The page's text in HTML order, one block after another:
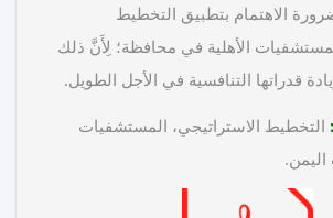
الاهتمام بتطبيق التخطيط
الأهلية في محافظة؛ لِأَنَّ ذلك
التنافسية في الأجل الطويل.
الاستراتيجي، المستشفيات